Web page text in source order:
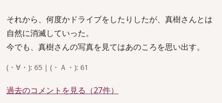
それから、何度かドライブをしたりしたが、真樹さんとは
自然に消滅していった。
今でも、真樹さんの写真を見てはあのころを思い出す。
(・∀・): 65 | (・Ａ・): 61
過去のコメントを見る（27件）